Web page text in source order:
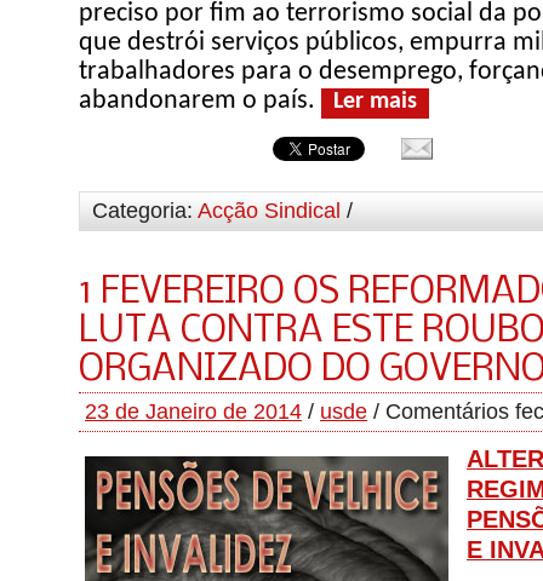
preciso por fim ao terrorismo social da
que destrói serviços públicos, empurra
trabalhadores para o desemprego,
abandonarem o país.
Ler mais
Categoria: Acção Sindical /
1 FEVEREIRO OS
LUTA CONTRA ESTE
ORGANIZADO DO
23 de Janeiro de 2014 / usde / Comentários
E